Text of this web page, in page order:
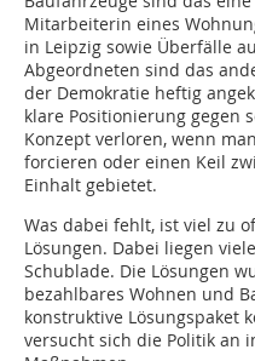
Mitarbeiterin eines
in Leipzig sowie Überfälle
Abgeordneten sind das
der Demokratie heftig
klare Positionierung gegen
Konzept verloren, wenn
forcieren oder einen Keil
Einhalt gebietet.
Was dabei fehlt, ist viel zu
Lösungen. Dabei liegen
Schublade. Die Lösungen
bezahlbares Wohnen und
konstruktive Lösungspaket
versucht sich die Politik an